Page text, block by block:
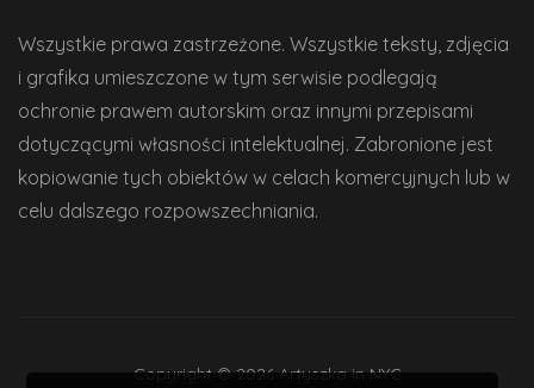
Wszystkie prawa zastrzeżone. Wszystkie teksty, zdjęcia
i grafika umieszczone w tym serwisie podlegają
ochronie prawem autorskim oraz innymi przepisami
dotyczącymi własności intelektualnej. Zabronione jest
kopiowanie tych obiektów w celach komercyjnych lub w
celu dalszego rozpowszechniania.
Copyright © 2026 Artyszka in NYC